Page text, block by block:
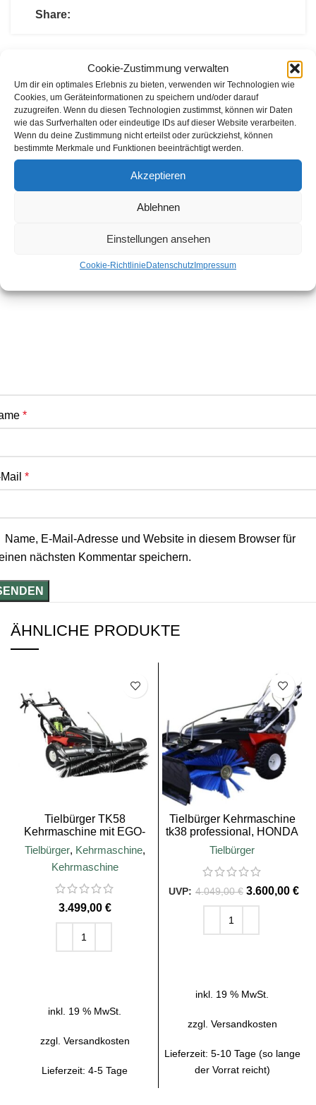
Cookie-Zustimmung verwalten
Um dir ein optimales Erlebnis zu bieten, verwenden wir Technologien wie
Cookies, um Geräteinformationen zu speichern und/oder darauf
zuzugreifen. Wenn du diesen Technologien zustimmst, können wir Daten
wie das Surfverhalten oder eindeutige IDs auf dieser Website verarbeiten.
Wenn du deine Zustimmung nicht erteilst oder zurückziehst, können
bestimmte Merkmale und Funktionen beeinträchtigt werden.
Akzeptieren
Ablehnen
Einstellungen ansehen
Cookie-Richtlinie Datenschutz Impressum
Share:
gibt noch keine Rezensionen.
die erste Rezension für „Agria Paar Rasenprofil
für 7100 Comfort Kehrmaschine“
E-Mail-Adresse wird nicht veröffentlicht.
*
*
Name, E-Mail-Adresse und Website in diesem Browser für
nächsten Kommentar speichern.
ÄHNLICHE PRODUKTE
Tielbürger TK58
Kehrmaschine mit EGO-
Akku-Motor
Tielbürger, Kehrmaschine,
Kehrmaschine
€
inkl. 19 % MwSt.
zzgl. Versandkosten
Lieferzeit: 4-5 Tage
Tielbürger Kehrmaschine
tk38 professional, HONDA
GCV170 Motor, Winterpaket
Tielbürger
4.049,00€ 3.600,00 €
inkl. 19 % MwSt.
zzgl. Versandkosten
Lieferzeit: 5-10 Tage (so lange
der Vorrat reicht)